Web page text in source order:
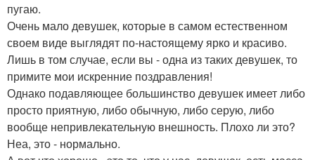
пугаю.
Очень мало девушек, которые в самом естественном
своем виде выглядят по-настоящему ярко и красиво.
Лишь в том случае, если вы - одна из таких девушек, то
примите мои искренние поздравления!
Однако подавляющее большинство девушек имеет либо
просто приятную, либо обычную, либо серую, либо
вообще непривлекательную внешность. Плохо ли это?
Неа, это - нормально.